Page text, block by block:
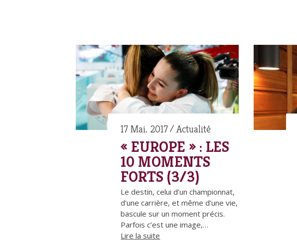
17 Mai. 2017 Actualité
« EUROPE » : LES
10 MOMENTS
FORTS (3/3)
Le destin, celui d’un championnat,
d’une carrière, et même d’une vie,
bascule sur un moment précis.
Parfois c’est une image,…
Lire la suite